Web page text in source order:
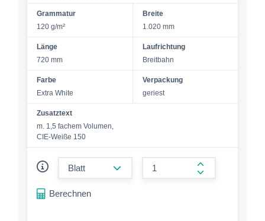
Grammatur
120 g/m²
Breite
1.020 mm
Länge
720 mm
Laufrichtung
Breitbahn
Farbe
Extra White
Verpackung
geriest
Zusatztext
m. 1,5 fachem Volumen,
CIE-Weiße 150
form.increase-
Berechnen